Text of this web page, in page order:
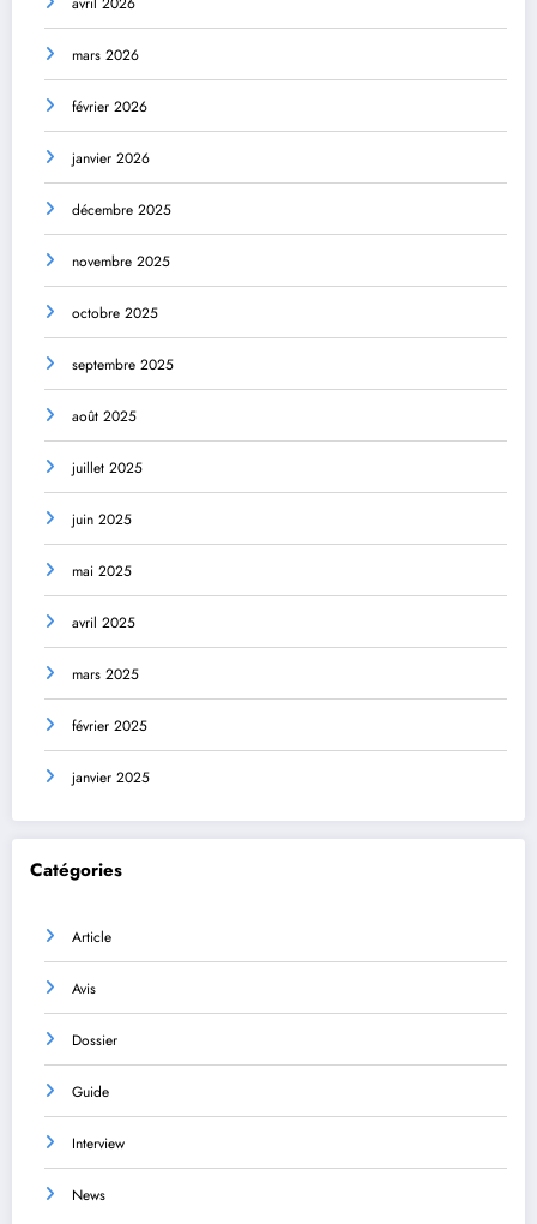
mars 2026
février 2026
janvier 2026
décembre 2025
novembre 2025
octobre 2025
septembre 2025
août 2025
juillet 2025
juin 2025
mai 2025
avril 2025
mars 2025
février 2025
janvier 2025
Catégories
Article
Avis
Dossier
Guide
Interview
News